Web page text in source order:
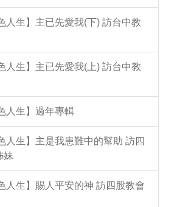
人生】主已先愛我(下) 訪台中教
人生】主已先愛我(上) 訪台中教
人生】過年專輯
人生】主是我患難中的幫助 訪四
妹
人生】賜人平安的神 訪四股教會